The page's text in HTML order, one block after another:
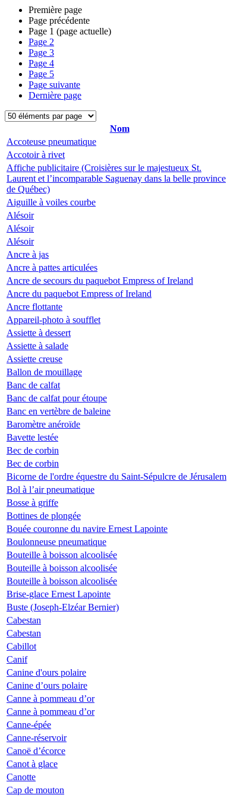
Première page
Page précédente
Page 1 (page actuelle)
Page 2
Page 3
Page 4
Page 5
Page suivante
Dernière page
Nom
Accoteuse pneumatique
Accotoir à rivet
Affiche publicitaire (Croisières sur le majestueux St.
Laurent et l’incomparable Saguenay dans la belle province
de Québec)
Aiguille à voiles courbe
Alésoir
Alésoir
Alésoir
Ancre à jas
Ancre à pattes articulées
Ancre de secours du paquebot Empress of Ireland
Ancre du paquebot Empress of Ireland
Ancre flottante
Appareil-photo à soufflet
Assiette à dessert
Assiette à salade
Assiette creuse
Ballon de mouillage
Banc de calfat
Banc de calfat pour étoupe
Banc en vertèbre de baleine
Baromètre anéroïde
Bavette lestée
Bec de corbin
Bec de corbin
Bicorne de l'ordre équestre du Saint-Sépulcre de Jérusalem
Bol à l’air pneumatique
Bosse à griffe
Bottines de plongée
Bouée couronne du navire Ernest Lapointe
Boulonneuse pneumatique
Bouteille à boisson alcoolisée
Bouteille à boisson alcoolisée
Bouteille à boisson alcoolisée
Brise-glace Ernest Lapointe
Buste (Joseph-Elzéar Bernier)
Cabestan
Cabestan
Cabillot
Canif
Canine d'ours polaire
Canine d’ours polaire
Canne à pommeau d’or
Canne à pommeau d’or
Canne-épée
Canne-réservoir
Canoë d’écorce
Canot à glace
Canotte
Cap de mouton